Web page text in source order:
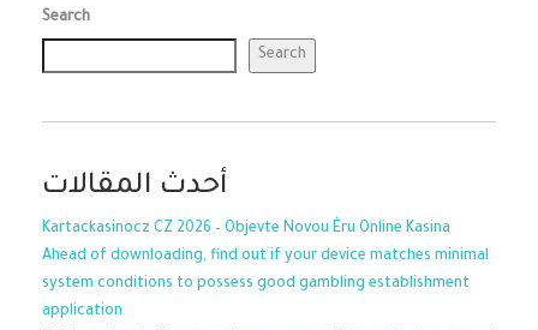
Search
Search
أحدث المقالات
Kartackasinocz CZ 2026 – Objevte Novou Éru Online Kasina
Ahead of downloading, find out if your device matches minimal
system conditions to possess good gambling establishment
application